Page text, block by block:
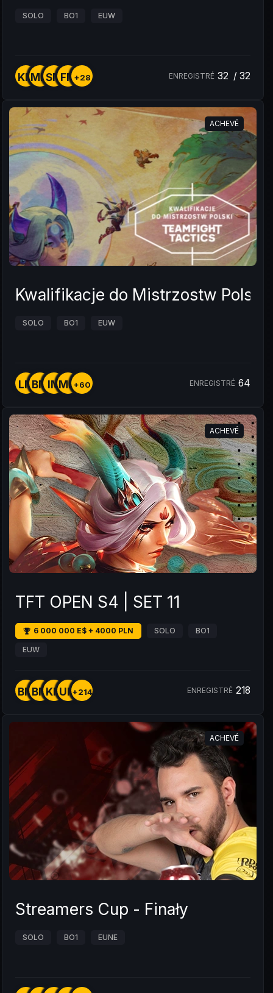
SOLO BO1 EUW
KMMMSMFM+28 ENREGISTRÉ 32 / 32
ACHEVÉ
Kwalifikacje do Mistrzostw
SOLO BO1 EUW
LMBM IMMM+60 ENREGISTRÉ 64
ACHEVÉ
TFT OPEN S4 | SET 11
6 000 000 E$ + 4000 PLN SOLO BO1
EUW
BMBMKMUM+214 ENREGISTRÉ 218
ACHEVÉ
Streamers Cup - Finały
SOLO BO1 EUNE